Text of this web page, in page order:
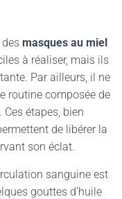
masques au miel
à réaliser, mais ils
Par ailleurs, il ne
routine composée de
. Ces étapes, bien
de libérer la
son éclat.
sanguine est
gouttes d’huile